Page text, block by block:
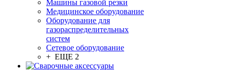
Машины газовой резки
Медицинское оборудование
Оборудование для
газораспределительных
систем
Сетевое оборудование
+ ЕЩЕ 2